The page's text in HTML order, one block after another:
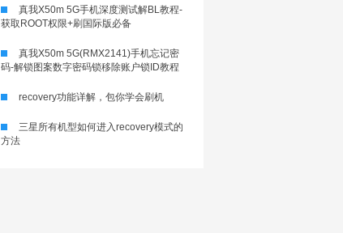
真我X50m 5G手机深度测试解BL教程-
获取ROOT权限+刷国际版必备
真我X50m 5G(RMX2141)手机忘记密
码-解锁图案数字密码锁移除账户锁ID教程
recovery功能详解，包你学会刷机
三星所有机型如何进入recovery模式的
方法